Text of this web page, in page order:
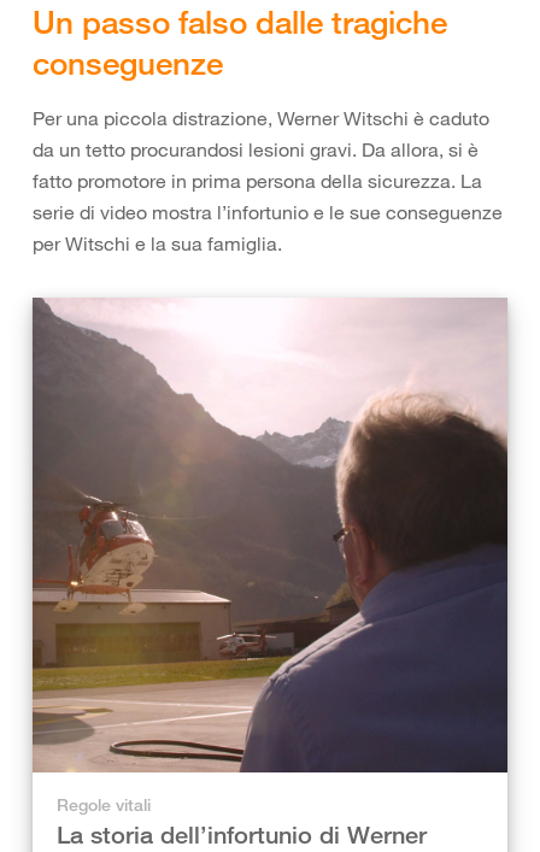
Un passo falso dalle tragiche
conseguenze
Per una piccola distrazione, Werner Witschi è caduto
da un tetto procurandosi lesioni gravi. Da allora, si è
fatto promotore in prima persona della sicurezza. La
serie di video mostra l’infortunio e le sue conseguenze
per Witschi e la sua famiglia.
Regole vitali
La storia dell’infortunio di Werner